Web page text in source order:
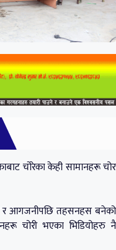
चोरेका केही सामानहरू चोर
र आगजनीपछि तहसनहस बनेको
चोरी भएका भिडियोहरु नै